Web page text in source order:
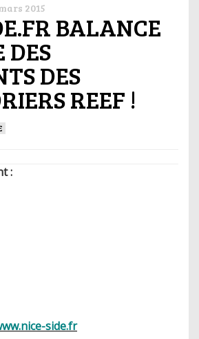
2015
BALANCE
DES
DES
REEF !
:
side.fr